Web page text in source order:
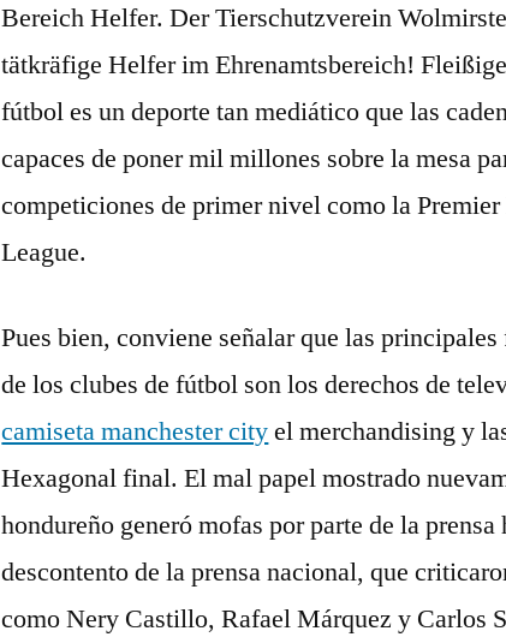
Bereich Helfer. Der Tierschutzverein
tätkräfige Helfer im Ehrenamtsbereich!
fútbol es un deporte tan mediático que las
capaces de poner mil millones sobre la mesa
competiciones de primer nivel como la
League.
Pues bien, conviene señalar que las
de los clubes de fútbol son los derechos de
camiseta manchester cityel merchandising y
Hexagonal final. El mal papel mostrado
hondureño generó mofas por parte de la
descontento de la prensa nacional, que
como Nery Castillo, Rafael Márquez y Carlos